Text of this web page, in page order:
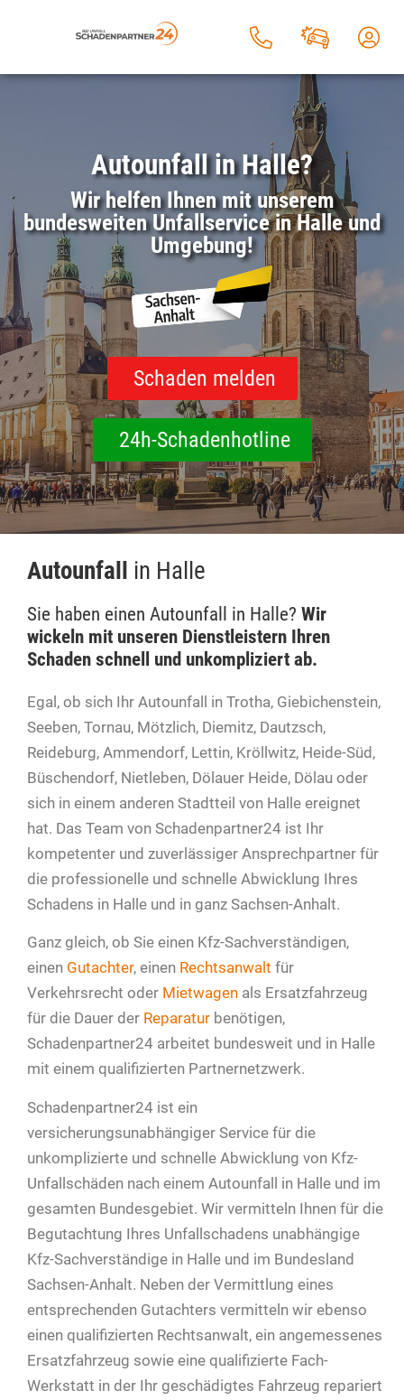
Autounfall in Halle?
Wir helfen Ihnen mit unserem
bundesweiten Unfallservice in Halle und
Umgebung!
Schaden melden
24h-Schadenhotline
Autounfall in Halle
Sie haben einen Autounfall in Halle? Wir
wickeln mit unseren Dienstleistern Ihren
Schaden schnell und unkompliziert ab.
Egal, ob sich Ihr Autounfall in Trotha, Giebichenstein,
Seeben, Tornau, Mötzlich, Diemitz, Dautzsch,
Reideburg, Ammendorf, Lettin, Kröllwitz, Heide-Süd,
Büschendorf, Nietleben, Dölauer Heide, Dölau oder
sich in einem anderen Stadtteil von Halle ereignet
hat. Das Team von Schadenpartner24 ist Ihr
kompetenter und zuverlässiger Ansprechpartner für
die professionelle und schnelle Abwicklung Ihres
Schadens in Halle und in ganz Sachsen-Anhalt.
Ganz gleich, ob Sie einen Kfz-Sachverständigen,
einen Gutachter, einen Rechtsanwalt für
Verkehrsrecht oder Mietwagen als Ersatzfahrzeug
für die Dauer der Reparatur benötigen,
Schadenpartner24 arbeitet bundesweit und in Halle
mit einem qualifizierten Partnernetzwerk.
Schadenpartner24 ist ein
versicherungsunabhängiger Service für die
unkomplizierte und schnelle Abwicklung von Kfz-
Unfallschäden nach einem Autounfall in Halle und im
gesamten Bundesgebiet. Wir vermitteln Ihnen für die
Begutachtung Ihres Unfallschadens unabhängige
Kfz-Sachverständige in Halle und im Bundesland
Sachsen-Anhalt. Neben der Vermittlung eines
entsprechenden Gutachters vermitteln wir ebenso
einen qualifizierten Rechtsanwalt, ein angemessenes
Ersatzfahrzeug sowie eine qualifizierte Fach-
Werkstatt in der Ihr geschädigtes Fahrzeug repariert